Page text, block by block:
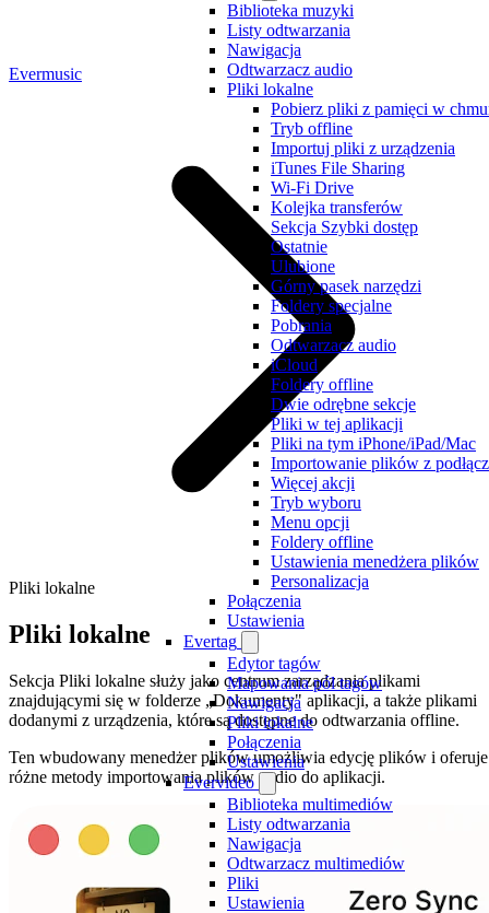
Biblioteka muzyki
Listy odtwarzania
Nawigacja
Odtwarzacz audio
Pliki lokalne
Pobierz pliki z pamięci w
Tryb offline
Importuj pliki z urządzenia
iTunes File Sharing
Wi-Fi Drive
Kolejka transferów
Sekcja Szybki dostęp
Ostatnie
Ulubione
Górny pasek narzędzi
Foldery specjalne
Pobrania
Odtwarzacz audio
iCloud
Foldery offline
Dwie odrębne sekcje
Pliki w tej aplikacji
Pliki na tym iPhone/iPad/Mac
Importowanie plików z
Więcej akcji
Tryb wyboru
Menu opcji
Foldery offline
Ustawienia menedżera plików
Personalizacja
Połączenia
Ustawienia
Evertag
Edytor tagów
Mapowania pól tagów
Nawigacja
Pliki lokalne
Połączenia
Ustawienia
Evervideo
Biblioteka multimediów
Listy odtwarzania
Nawigacja
Odtwarzacz multimediów
Pliki
Ustawienia
Evermusic
Pliki lokalne
Pliki lokalne
Sekcja Pliki lokalne służy jako centrum zarządzania plikami
znajdującymi się w folderze „Dokumenty" aplikacji, a także plikami
dodanymi z urządzenia, które są dostępne do odtwarzania offline.
Ten wbudowany menedżer plików umożliwia edycję plików i oferuje
różne metody importowania plików audio do aplikacji.